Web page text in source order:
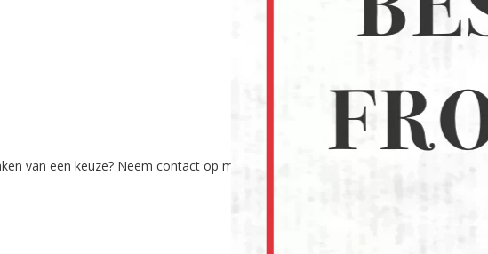
van een keuze? Neem contact op met onze experts via: